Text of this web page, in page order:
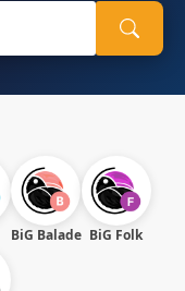
BiG Balade BiG Folk